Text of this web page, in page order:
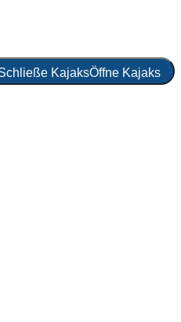
KajaksÖffne Kajaks